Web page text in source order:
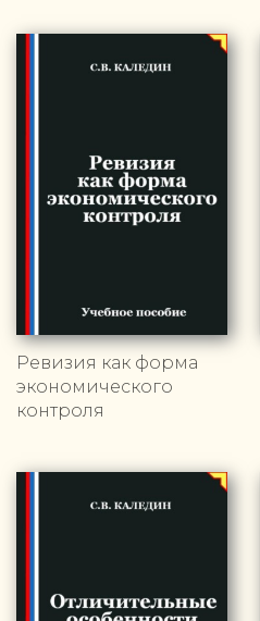
Ревизия как форма
экономического
контроля